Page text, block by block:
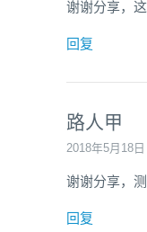
谢谢分享，
回复
路人甲
2018年5月18
谢谢分享，测
回复